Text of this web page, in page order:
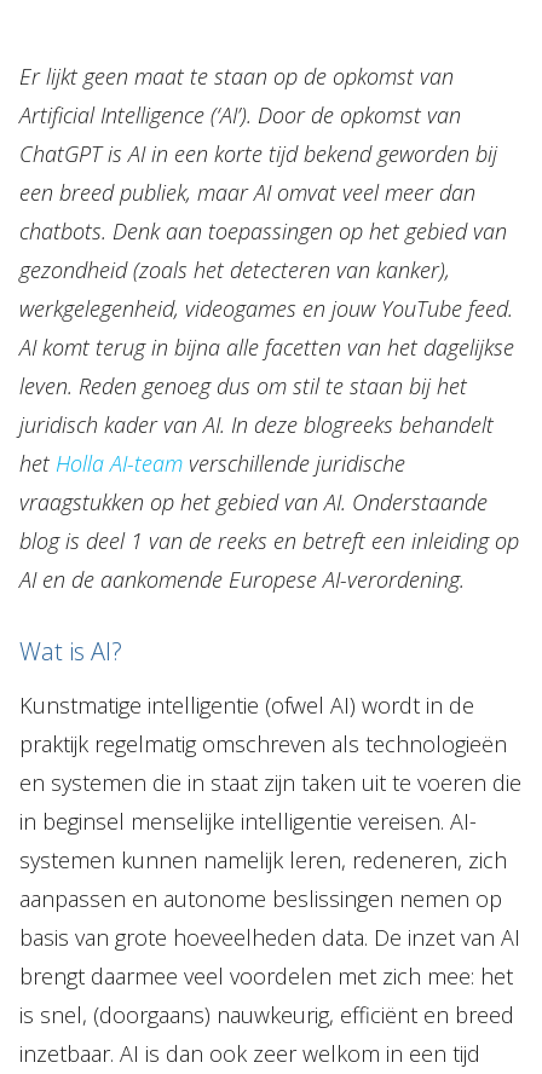
Over Holla
Onze mensen
Expertises
Topics
Nieuws
NL EN DE FR
Er lijkt geen maat te staan op de opkomst van
Artificial Intelligence (‘AI’). Door de opkomst van
ChatGPT is AI in een korte tijd bekend geworden bij
een breed publiek, maar AI omvat veel meer dan
chatbots. Denk aan toepassingen op het gebied van
gezondheid (zoals het detecteren van kanker),
werkgelegenheid, videogames en jouw YouTube feed.
AI komt terug in bijna alle facetten van het dagelijkse
leven. Reden genoeg dus om stil te staan bij het
juridisch kader van AI. In deze blogreeks behandelt
het Holla AI-team verschillende juridische
vraagstukken op het gebied van AI. Onderstaande
blog is deel 1 van de reeks en betreft een inleiding op
AI en de aankomende Europese AI-verordening.
Wat is AI?
Kunstmatige intelligentie (ofwel AI) wordt in de
praktijk regelmatig omschreven als technologieën
en systemen die in staat zijn taken uit te voeren die
in beginsel menselijke intelligentie vereisen. AI-
systemen kunnen namelijk leren, redeneren, zich
aanpassen en autonome beslissingen nemen op
basis van grote hoeveelheden data. De inzet van AI
brengt daarmee veel voordelen met zich mee: het
is snel, (doorgaans) nauwkeurig, efficiënt en breed
inzetbaar. AI is dan ook zeer welkom in een tijd